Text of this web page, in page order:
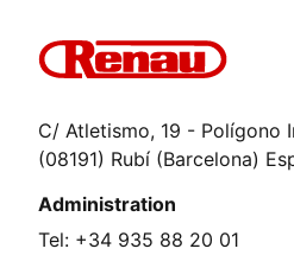
C/ Atletismo, 19 - Polígono
(08191) Rubí (Barcelona)
Administration
Tel: +34 935 88 20 01